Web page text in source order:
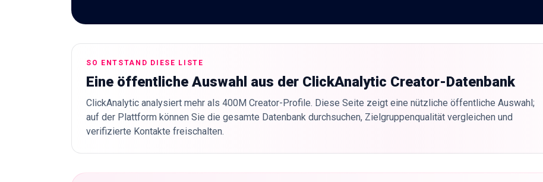
SO ENTSTAND DIESE LISTE
Eine öffentliche Auswahl aus der ClickAnalytic Creator-Datenbank
ClickAnalytic analysiert mehr als 400M Creator-Profile. Diese Seite zeigt eine nützliche öffentliche Auswahl;
auf der Plattform können Sie die gesamte Datenbank durchsuchen, Zielgruppenqualität vergleichen und
verifizierte Kontakte freischalten.